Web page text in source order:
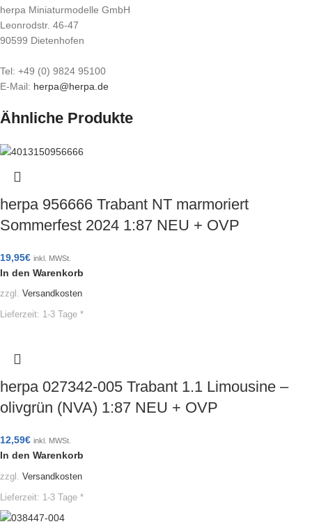
herpa Miniaturmodelle GmbH
Leonrodstr. 46-47
90599 Dietenhofen
Tel: +49 (0) 9824 95100
E-Mail: herpa@herpa.de
Ähnliche Produkte
herpa 956666 Trabant NT marmoriert
Sommerfest 2024 1:87 NEU + OVP
19,95€ inkl. MWSt.
In den Warenkorb
zzgl. Versandkosten
Lieferzeit: 1-3 Tage *
herpa 027342-005 Trabant 1.1 Limousine –
olivgrün (NVA) 1:87 NEU + OVP
12,59€ inkl. MWSt.
In den Warenkorb
zzgl. Versandkosten
Lieferzeit: 1-3 Tage *